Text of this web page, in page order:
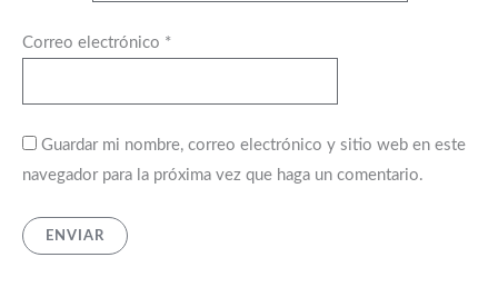
Correo electrónico *
Guardar mi nombre, correo electrónico y sitio web en este
navegador para la próxima vez que haga un comentario.